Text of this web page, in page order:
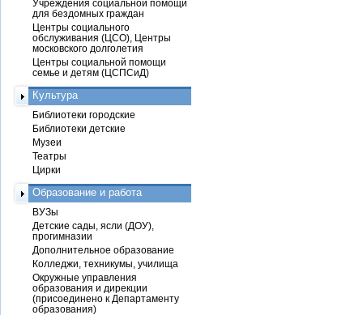
Учреждения социальной помощи
для бездомных граждан
Центры социального
обслуживания (ЦСО), Центры
московского долголетия
Центры социальной помощи
семье и детям (ЦСПСиД)
Культура
Библиотеки городские
Библиотеки детские
Музеи
Театры
Цирки
Образование и работа
ВУЗы
Детские сады, ясли (ДОУ),
прогимназии
Дополнительное образование
Колледжи, техникумы, училища
Окружные управления
образования и дирекции
(присоединено к Департаменту
образования)